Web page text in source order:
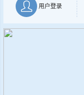
用户登录